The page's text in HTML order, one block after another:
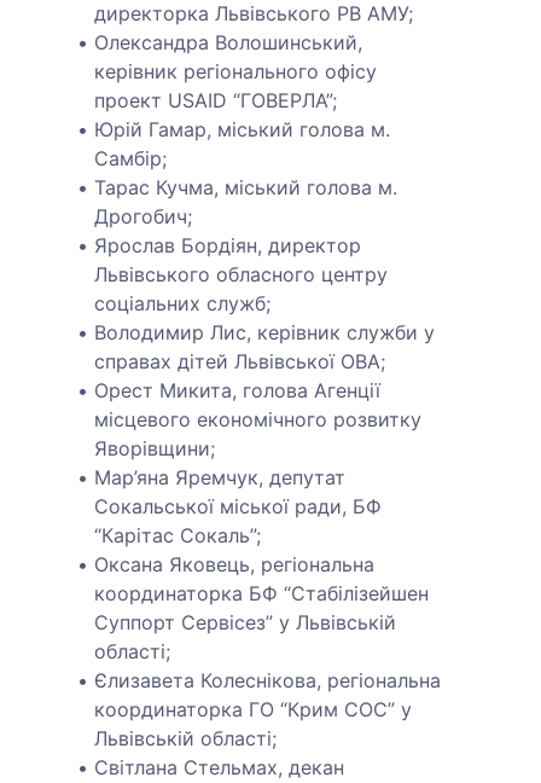
директорка Львівського РВ АМУ;
Олександра Волошинський,
керівник регіонального офісу
проект USAID “ГОВЕРЛА”;
Юрій Гамар, міський голова м.
Самбір;
Тарас Кучма, міський голова м.
Дрогобич;
Ярослав Бордіян, директор
Львівського обласного центру
соціальних служб;
Володимир Лис, керівник служби у
справах дітей Львівської ОВА;
Орест Микита, голова Агенції
місцевого економічного розвитку
Яворівщини;
Мар’яна Яремчук, депутат
Сокальської міської ради, БФ
“Карітас Сокаль”;
Оксана Яковець, регіональна
координаторка БФ “Стабілізейшен
Суппорт Сервісез” у Львівській
області;
Єлизавета Колеснікова, регіональна
координаторка ГО “Крим СОС” у
Львівській області;
Світлана Стельмах, декан